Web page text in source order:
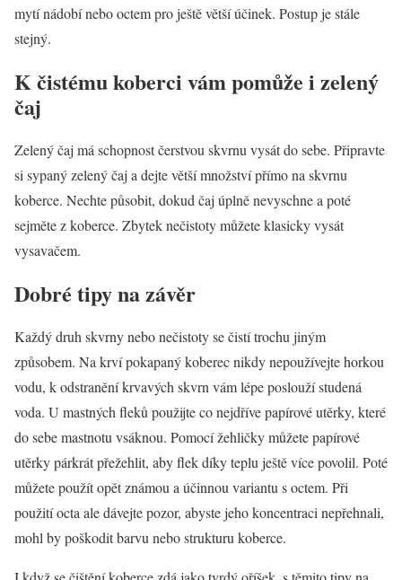
mytí nádobí nebo octem pro ještě větší účinek. Postup je stále
stejný.
K čistému koberci vám pomůže i zelený
čaj
Zelený čaj má schopnost čerstvou skvrnu vysát do sebe. Připravte
si sypaný zelený čaj a dejte větší množství přímo na skvrnu
koberce. Nechte působit, dokud čaj úplně nevyschne a poté
sejměte z koberce. Zbytek nečistoty můžete klasicky vysát
vysavačem.
Dobré tipy na závěr
Každý druh skvrny nebo nečistoty se čistí trochu jiným
způsobem. Na krví pokapaný koberec nikdy nepoužívejte horkou
vodu, k odstranění krvavých skvrn vám lépe poslouží studená
voda. U mastných fleků použijte co nejdříve papírové utěrky, které
do sebe mastnotu vsáknou. Pomocí žehličky můžete papírové
utěrky párkrát přežehlit, aby flek díky teplu ještě více povolil. Poté
můžete použít opět známou a účinnou variantu s octem. Při
použití octa ale dávejte pozor, abyste jeho koncentraci nepřehnali,
mohl by poškodit barvu nebo strukturu koberce.